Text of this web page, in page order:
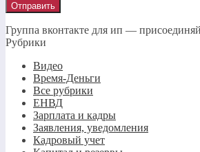
Группа вконтакте для ип —
Рубрики
Видео
Время-Деньги
Все рубрики
ЕНВД
Зарплата и кадры
Заявления, уведомления
Кадровый учет